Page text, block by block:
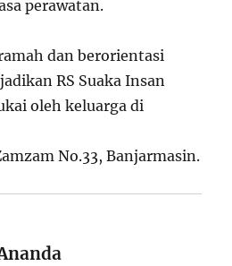
perawatan.
dan berorientasi
RS Suaka Insan
oleh keluarga di
No.33, Banjarmasin.